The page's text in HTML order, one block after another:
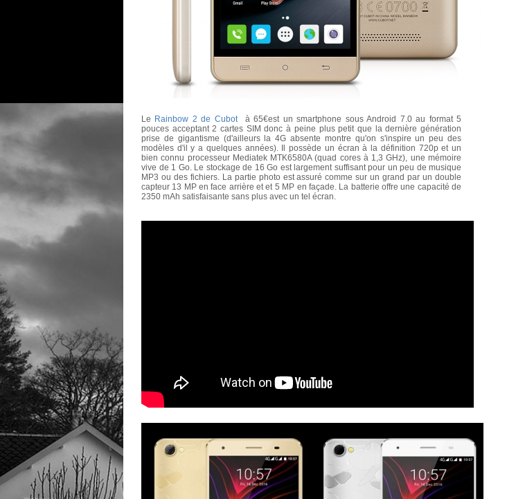
Le Rainbow 2 de Cubot
à 65€est un smartphone sous Android 7.0 au format 5
pouces acceptant 2 cartes SIM donc à peine plus petit que la dernière génération
prise de gigantisme (d'ailleurs la 4G absente montre qu'on s'inspire un peu des
modèles d'il y a quelques années). Il possède un écran à la définition 720p et un
bien connu processeur Mediatek MTK6580A (quad cores à 1,3 GHz), une mémoire
vive de 1 Go. Le stockage de 16 Go est largement suffisant pour un peu de musique
MP3 ou des fichiers. La partie photo est assuré comme sur un grand par un double
capteur 13 MP en face arrière et et 5 MP en façade. La batterie offre une capacité de
2350 mAh satisfaisante sans plus avec un tel écran.